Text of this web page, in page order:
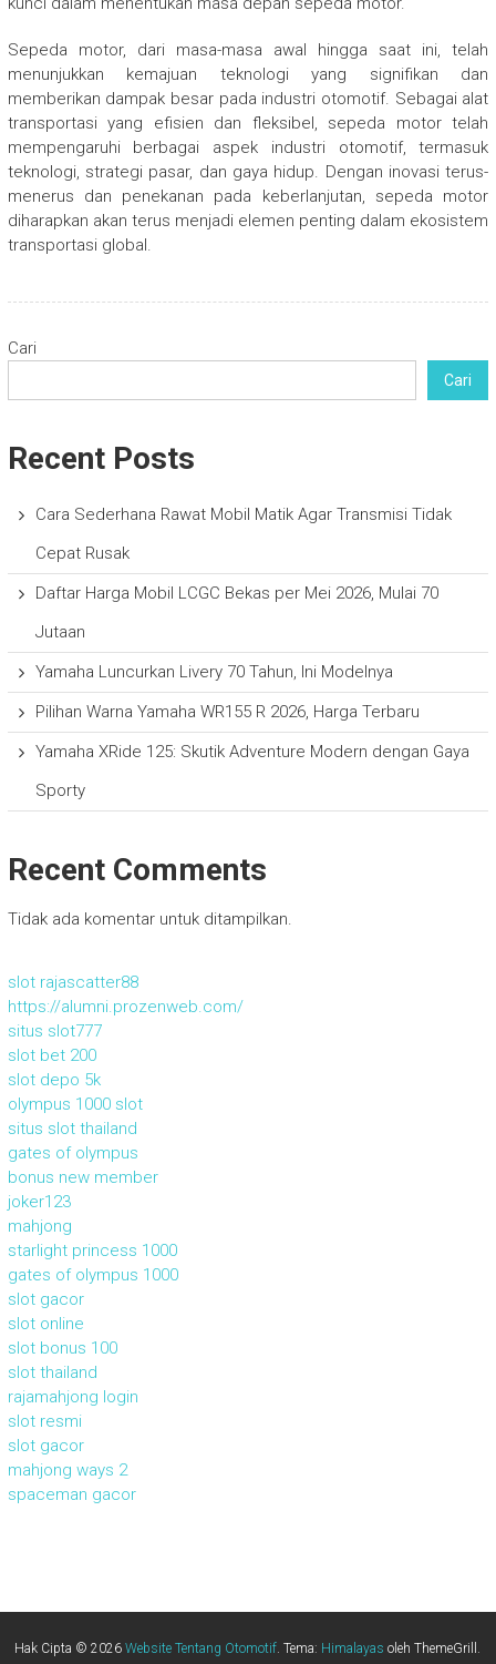
Sepeda motor, dari masa-masa awal hingga saat ini, telah
menunjukkan kemajuan teknologi yang signifikan dan
memberikan dampak besar pada industri otomotif. Sebagai alat
transportasi yang efisien dan fleksibel, sepeda motor telah
mempengaruhi berbagai aspek industri otomotif, termasuk
teknologi, strategi pasar, dan gaya hidup. Dengan inovasi terus-
menerus dan penekanan pada keberlanjutan, sepeda motor
diharapkan akan terus menjadi elemen penting dalam ekosistem
transportasi global.
Cari
Cari
Recent Posts
Cara Sederhana Rawat Mobil Matik Agar Transmisi Tidak
Cepat Rusak
Daftar Harga Mobil LCGC Bekas per Mei 2026, Mulai 70
Jutaan
Yamaha Luncurkan Livery 70 Tahun, Ini Modelnya
Pilihan Warna Yamaha WR155 R 2026, Harga Terbaru
Yamaha XRide 125: Skutik Adventure Modern dengan Gaya
Sporty
Recent Comments
Tidak ada komentar untuk ditampilkan.
slot rajascatter88
https://alumni.prozenweb.com/
situs slot777
slot bet 200
slot depo 5k
olympus 1000 slot
situs slot thailand
gates of olympus
bonus new member
joker123
mahjong
starlight princess 1000
gates of olympus 1000
slot gacor
slot online
slot bonus 100
slot thailand
rajamahjong login
slot resmi
slot gacor
mahjong ways 2
spaceman gacor
Hak Cipta © 2026Website Tentang Otomotif. Tema: Himalayas oleh ThemeGrill.